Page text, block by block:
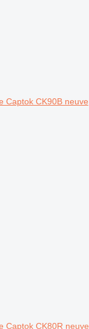
Captok CK90B neuve
Captok CK80R neuve